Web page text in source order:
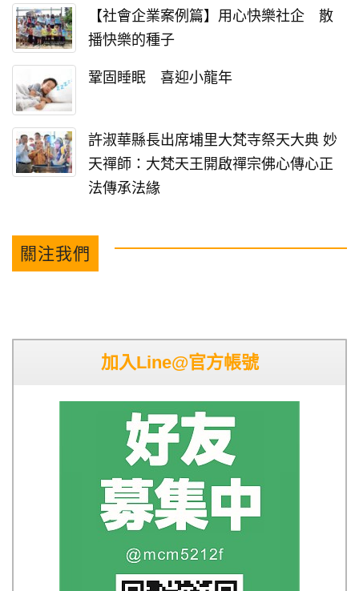
【社會企業案例篇】用心快樂社企 散
播快樂的種子
鞏固睡眠 喜迎小龍年
許淑華縣長出席埔里大梵寺祭天大典 妙
天禪師：大梵天王開啟禪宗佛心傳心正
法傳承法緣
關注我們
加入Line@官方帳號